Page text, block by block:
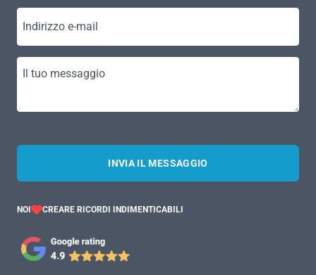
Indirizzo e-mail
Il tuo messaggio
INVIA IL MESSAGGIO
NOI CREARE RICORDI INDIMENTICABILI